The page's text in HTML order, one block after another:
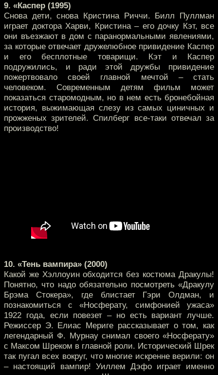
9. «Каспер (1995)
Снова дети, снова Кристина Риччи. Билл Пуллман
играет доктора Харви, Кристина – его дочку Кэт, все
они въезжают в дом с паранормальными явлениями,
за которые отвечает дружелюбное привидение Каспер
и его бесплотные товарищи. Кэт и Каспер
подружились, и ради этой дружбы привидение
пожертвовало своей главной мечтой – стать
человеком. Современным детям фильм может
показаться старомодным, но в нем есть бронебойная
история, выжимающая слезу из самых циничных и
прожженых зрителей. Спилберг все-таки отвечал за
производство!
10. «Тень вампира» (2000)
Какой же Хэллоуин обходится без костюма Дракулы!
Понятно, что надо обязательно посмотреть «Дракулу
Брэма Стокера», где блистает Гэри Олдман, и
познакомиться с «Носферату, симфонией ужаса»
1922 года, если повезет – но есть вариант лучше.
Режиссер Э. Елиас Мериге рассказывает о том, как
легендарный Ф. Мурнау снимал своего «Носферату»
с Максом Шреком в главной роли. Исторический Шрек
так пугал всех вокруг, что многие искренне верили: он
– настоящий вампир! Уиллем Дэфо играет именно